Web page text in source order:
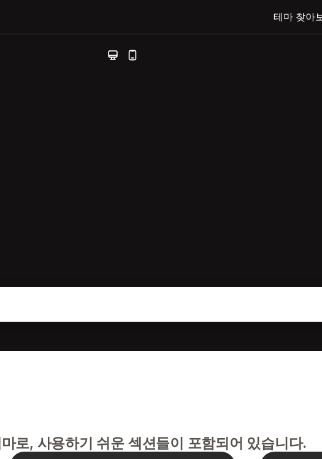
테마 찾아
로, 사용하기 쉬운 섹션들이 포함되어 있습니다.